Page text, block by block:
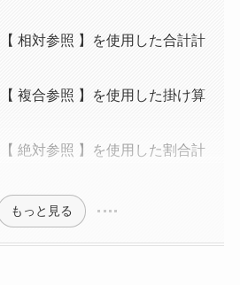
相対参照 】を使用した合計計
複合参照 】を使用した掛け算
絶対参照 】を使用した割合計
もっと見る